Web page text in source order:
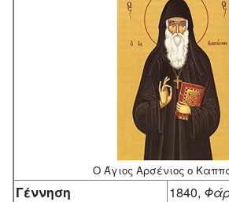
Ο Άγιος Αρσένιος ο
Γέννηση 1840,